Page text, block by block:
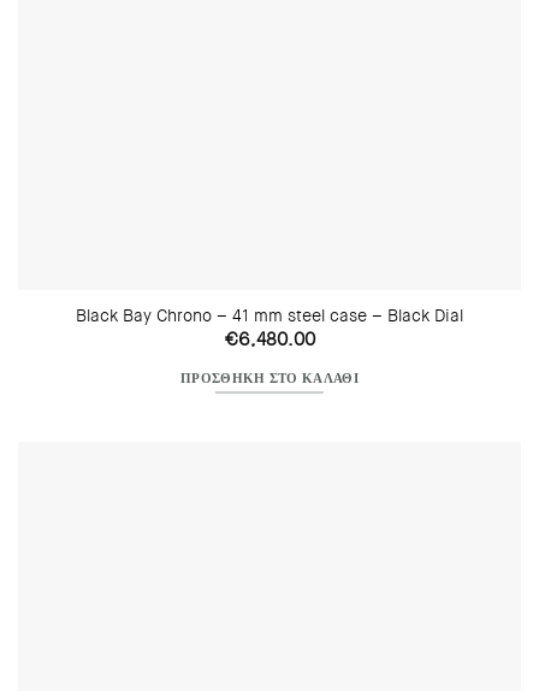
Black Bay Chrono – 41 mm steel case – Black Dial
€6,480.00
ΠΡΟΣΘΉΚΗ ΣΤΟ ΚΑΛΆΘΙ